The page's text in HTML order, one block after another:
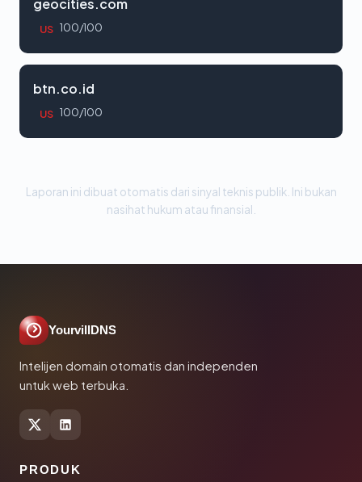
geocities.com
US 100/100
btn.co.id
US 100/100
Laporan ini dibuat otomatis dari sinyal teknis publik. Ini bukan
nasihat hukum atau finansial.
YourvillDNS
Intelijen domain otomatis dan independen
untuk web terbuka.
PRODUK